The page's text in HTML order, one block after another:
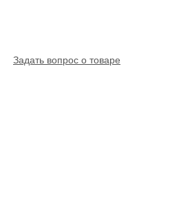
Задать вопрос о товаре